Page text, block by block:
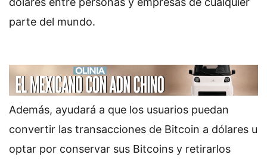
parte del mundo.
Además, ayudará a que los usuarios puedan
convertir las transacciones de Bitcoin a dólares u
optar por conservar sus Bitcoins y retirarlos